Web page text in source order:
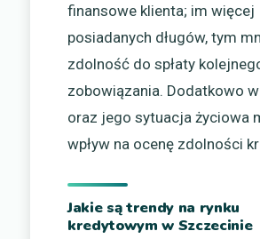
finansowe klienta; im więcej
posiadanych długów, tym
zdolność do spłaty
zobowiązania. Dodatkowo
oraz jego sytuacja życiowa
wpływ na ocenę zdolności
Jakie są trendy na rynku
kredytowym w Szczecinie